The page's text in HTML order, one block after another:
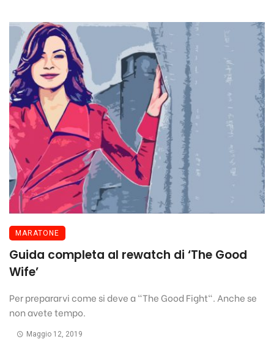
MARATONE
Guida completa al rewatch di ‘The Good
Wife’
Per prepararvi come si deve a "The Good Fight". Anche se
non avete tempo.
Maggio 12, 2019